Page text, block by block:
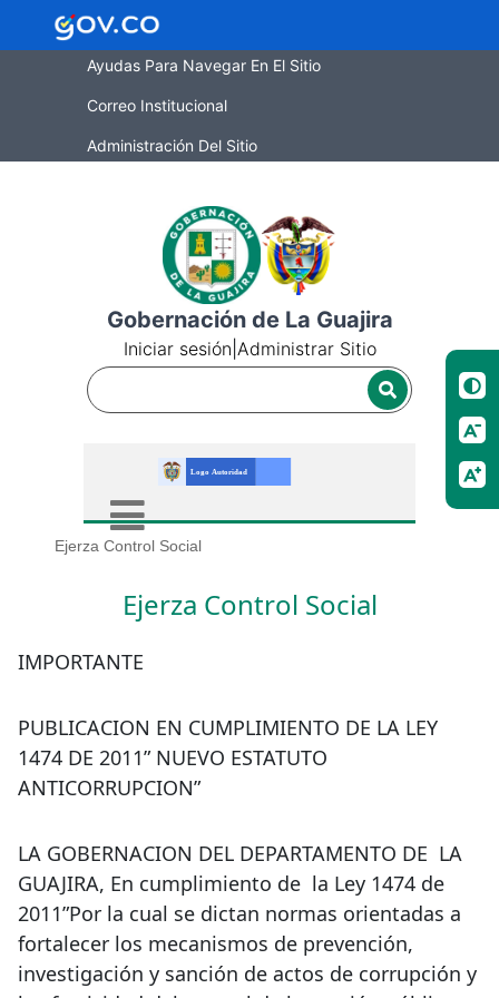
Ayudas Para Navegar En El Sitio
Correo Institucional
Administración Del Sitio
Gobernación de La Guajira
Iniciar sesión Administrar Sitio
Ejerza Control Social
Ejerza Control Social
IMPORTANTE
PUBLICACION EN CUMPLIMIENTO DE LA LEY
1474 DE 2011” NUEVO ESTATUTO
ANTICORRUPCION”
LA GOBERNACION DEL DEPARTAMENTO DE LA
GUAJIRA, En cumplimiento de la Ley 1474 de
2011”Por la cual se dictan normas orientadas a
fortalecer los mecanismos de prevención,
investigación y sanción de actos de corrupción y